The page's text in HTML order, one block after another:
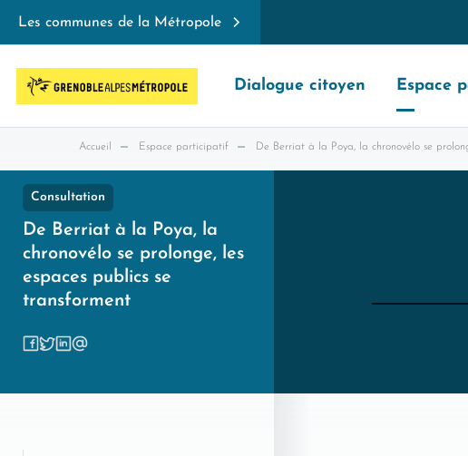
Les communes de la Métropole
Dialogue citoyen Espace
Accueil Espace participatif De Berriat à la Poya, la chronovélo se
Consultation
De Berriat à la Poya, la
chronovélo se prolonge, les
espaces publics se
transforment